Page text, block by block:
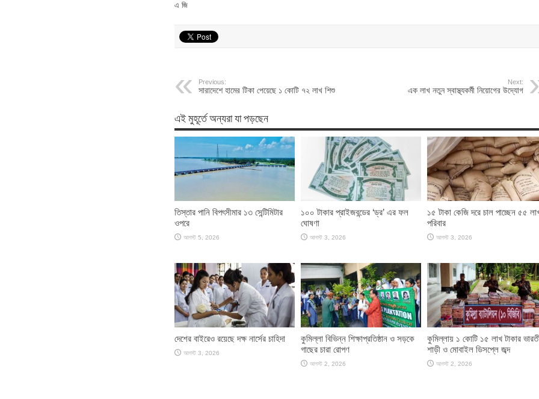
এ জি
Previous:
সারাদেশে হামের টিকা পেয়েছে ১ কোটি ৭২ লাখ শিশু
Next:
এক লাখ নতুন স্বাস্থ্যকর্মী নিয়োগের উদ্যোগ
এই মুহূর্তে অন্যরা যা পড়ছেন
তিস্তার পানি বিপৎসীমার ১৩ সেন্টিমিটার
ওপরে
আগস্ট 5, 2026
১০০ টাকার প্রাইজবন্ডের ‘ড্র’ এর ফল
ঘোষণা
আগস্ট 3, 2026
১৫ টাকা কেজি দরে চাল পাচ্ছেন ৫৫
পরিবার
আগস্ট 3, 2026
দেশের বাইরেও রয়েছে দক্ষ নার্সের চাহিদা
আগস্ট 3, 2026
কুমিল্লা বিভিন্ন শিক্ষাপ্রতিষ্ঠান ও সড়কে
গাছের চারা রোপণ
আগস্ট 2, 2026
কুমিল্লায় ১ কোটি ১৫ লাখ টাকার
শাড়ী ও মোবাইল ডিসপ্লে জব্দ
আগস্ট 2, 2026